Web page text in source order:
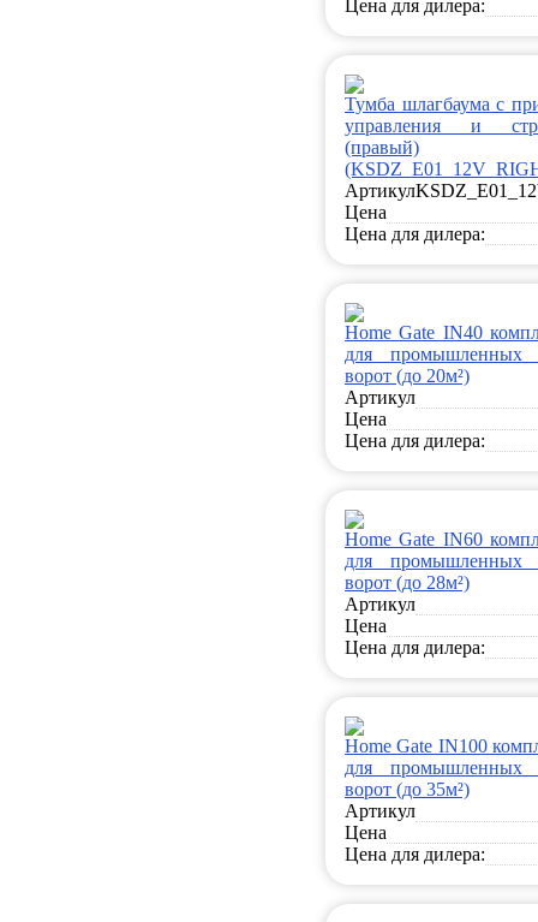
Цена для дилера:
Тумба шлагбаума с
управления и
(правый)
Артикул
Цена
Цена для дилера:
Home Gate IN40
для промышленных
ворот (до 20м²)
Артикул
Цена
Цена для дилера:
Home Gate IN60
для промышленных
ворот (до 28м²)
Артикул
Цена
Цена для дилера:
Home Gate IN100
для промышленных
ворот (до 35м²)
Артикул
Цена
Цена для дилера: